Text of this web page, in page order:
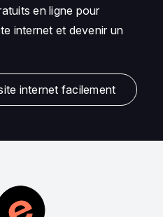
en ligne pour
internet et devenir un
internet facilement